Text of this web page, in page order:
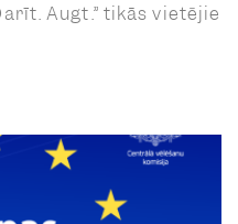
Augt.” tikās vietējie